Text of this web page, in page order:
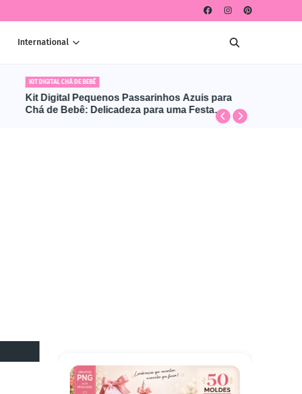
International
KIT DIGITAL CHÁ DE BEBÊ
Kit Digital Pequenos Passarinhos Azuis para
Chá de Bebê: Delicadeza para uma Festa